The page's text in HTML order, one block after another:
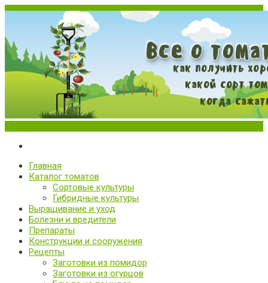
Все о томатах. Выращивание томатов. Сорта и рассада.
Выращивание и уход за томатами
Главная
Каталог томатов
Сортовые культуры
Гибридные культуры
Выращивание и уход
Болезни и вредители
Препараты
Конструкции и сооружения
Рецепты
Заготовки из помидор
Заготовки из огурцов